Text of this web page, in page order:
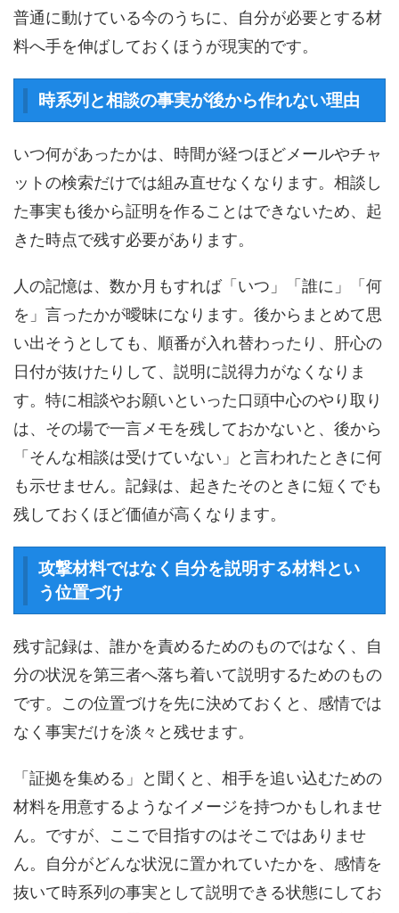
普通に動けている今のうちに、自分が必要とする材
料へ手を伸ばしておくほうが現実的です。
時系列と相談の事実が後から作れない理由
いつ何があったかは、時間が経つほどメールやチャ
ットの検索だけでは組み直せなくなります。相談し
た事実も後から証明を作ることはできないため、起
きた時点で残す必要があります。
人の記憶は、数か月もすれば「いつ」「誰に」「何
を」言ったかが曖昧になります。後からまとめて思
い出そうとしても、順番が入れ替わったり、肝心の
日付が抜けたりして、説明に説得力がなくなりま
す。特に相談やお願いといった口頭中心のやり取り
は、その場で一言メモを残しておかないと、後から
「そんな相談は受けていない」と言われたときに何
も示せません。記録は、起きたそのときに短くでも
残しておくほど価値が高くなります。
攻撃材料ではなく自分を説明する材料とい
う位置づけ
残す記録は、誰かを責めるためのものではなく、自
分の状況を第三者へ落ち着いて説明するためのもの
です。この位置づけを先に決めておくと、感情では
なく事実だけを淡々と残せます。
「証拠を集める」と聞くと、相手を追い込むための
材料を用意するようなイメージを持つかもしれませ
ん。ですが、ここで目指すのはそこではありませ
ん。自分がどんな状況に置かれていたかを、感情を
抜いて時系列の事実として説明できる状態にしてお